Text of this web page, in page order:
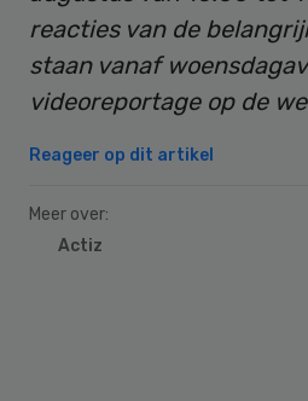
reacties van de
staan vanaf
videoreportage op de
Reageer op dit artikel
Meer over:
Actiz